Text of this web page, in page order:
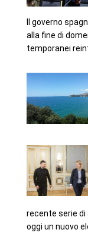
Il governo
alla fine di
temporanei
recente serie di
oggi un nuovo